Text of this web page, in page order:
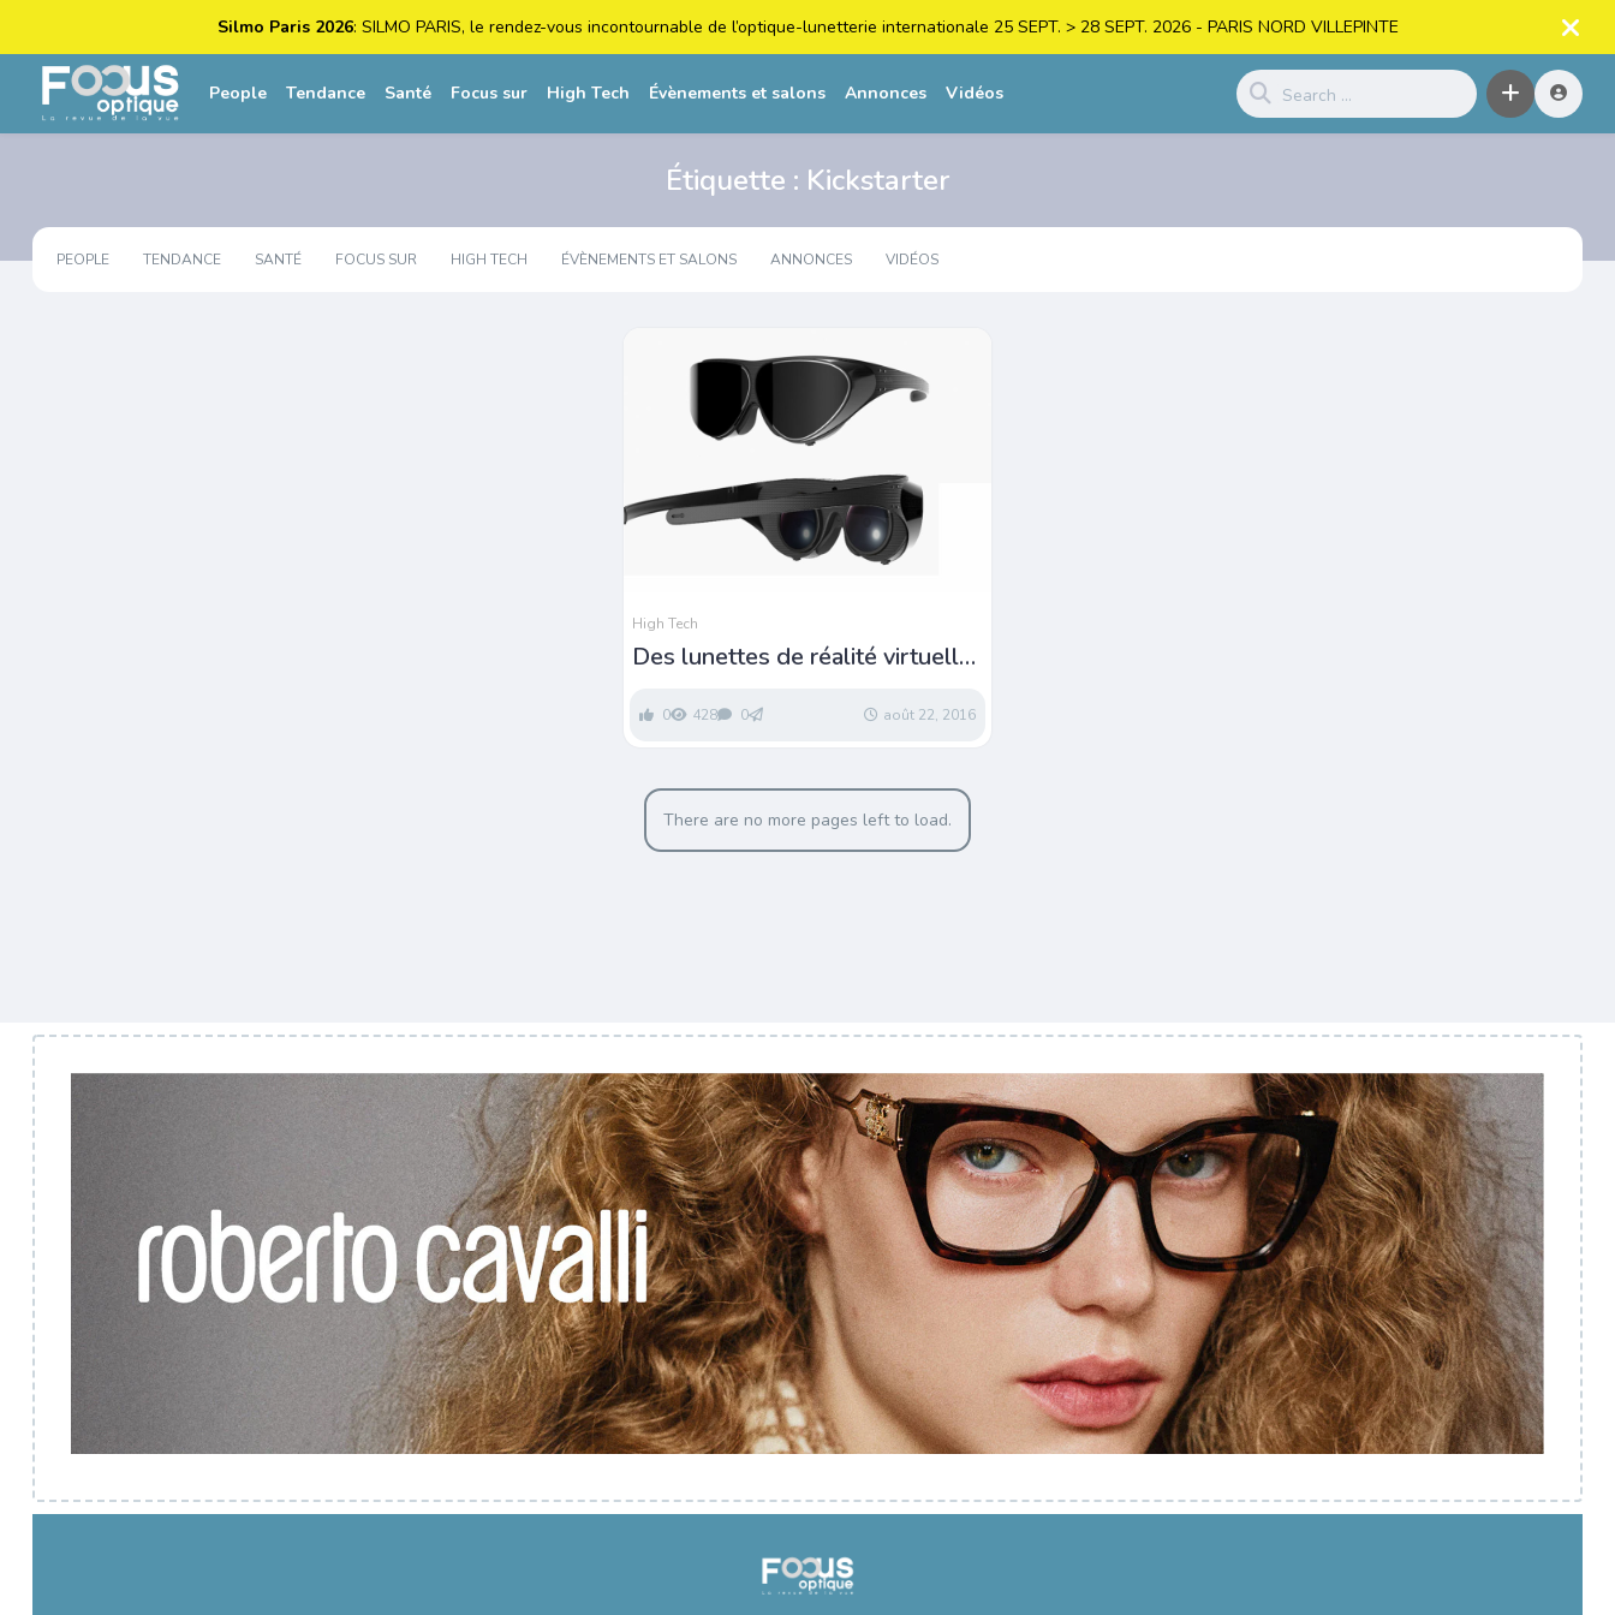
Silmo Paris 2026: SILMO PARIS, le rendez-vous incontournable de l’optique-lunetterie internationale 25 SEPT. > 28 SEPT. 2026 - PARIS NORD VILLEPINTE
People Tendance Santé Focus sur High Tech Évènements et salons Annonces Vidéos
Étiquette : Kickstarter
PEOPLE TENDANCE SANTÉ FOCUS SUR HIGH TECH ÉVÈNEMENTS ET SALONS ANNONCES VIDÉOS
High Tech
Des lunettes de réalité virtuelle
0 428 0 août 22, 2016
There are no more pages left to load.